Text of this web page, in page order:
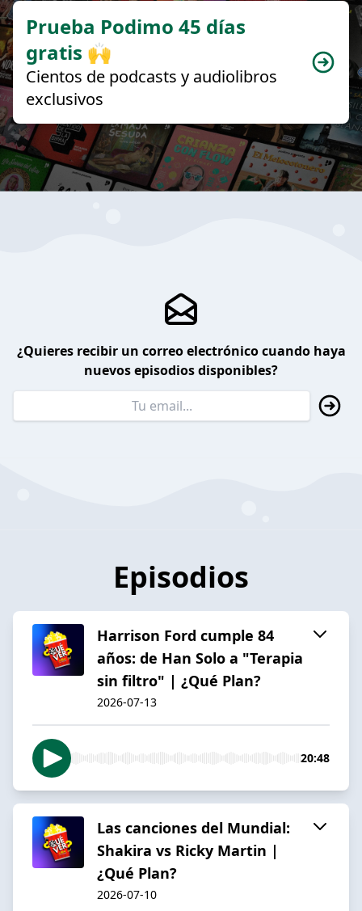
Prueba Podimo 45 días
gratis 🙌
Cientos de podcasts y audiolibros
exclusivos
¿Quieres recibir un correo electrónico cuando haya
nuevos episodios disponibles?
Episodios
Harrison Ford cumple 84
años: de Han Solo a "Terapia
sin filtro" | ¿Qué Plan?
2026-07-13
20:48
Las canciones del Mundial:
Shakira vs Ricky Martin |
¿Qué Plan?
2026-07-10